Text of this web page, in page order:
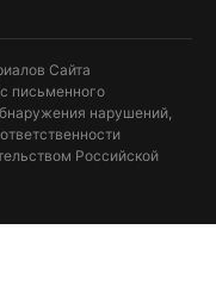
Сайта
письменного
нарушений,
Российской